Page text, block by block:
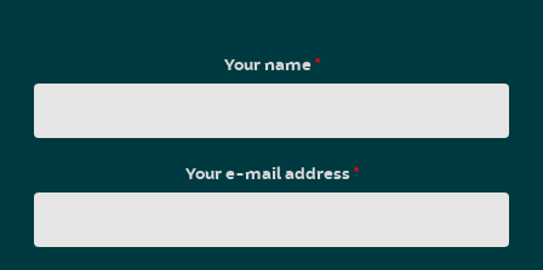
Your name*
Your e-mail address*